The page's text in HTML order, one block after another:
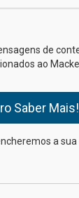
03.08.2026
do
da
diagnóstico
pulmão
de
ao
a